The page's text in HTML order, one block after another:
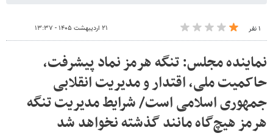
۱ نفر ۲۱ اردیبهشت ۱۴۰۵ - ۱۳:۳۷
نماینده مجلس: تنگه هرمز نماد پیشرفت،
حاکمیت ملی، اقتدار و مدیریت انقلابی
جمهوری اسلامی است/ شرایط مدیریت تنگه
هرمز هیچ‌گاه مانند گذشته نخواهد شد